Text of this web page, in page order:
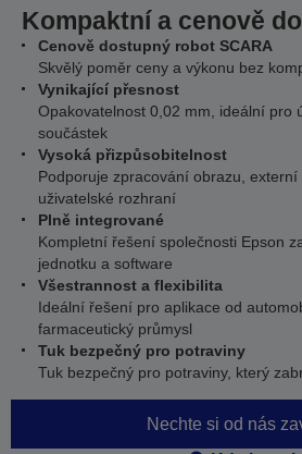
Kompaktní a cenově
Cenově dostupný robot SCARA
Skvělý poměr ceny a výkonu bez
Vynikající přesnost
Opakovatelnost 0,02 mm, ideální pro
součástek
Vysoká přizpůsobitelnost
Podporuje zpracování obrazu,
uživatelské rozhraní
Plně integrované
Kompletní řešení společnosti Epson
jednotku a software
Všestrannost a flexibilita
Ideální řešení pro aplikace od
farmaceutický průmysl
Tuk bezpečný pro potraviny
Tuk bezpečný pro potraviny, který
Nechte si od nás